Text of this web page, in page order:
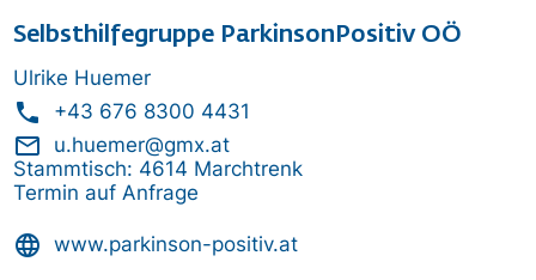
Selbsthilfegruppe ParkinsonPositiv OÖ
Ulrike Huemer
phone +43 676 8300 4431
mail_outline
u.huemer@gmx.at
Stammtisch: 4614 Marchtrenk
Termin auf Anfrage
language www.parkinson-positiv.at